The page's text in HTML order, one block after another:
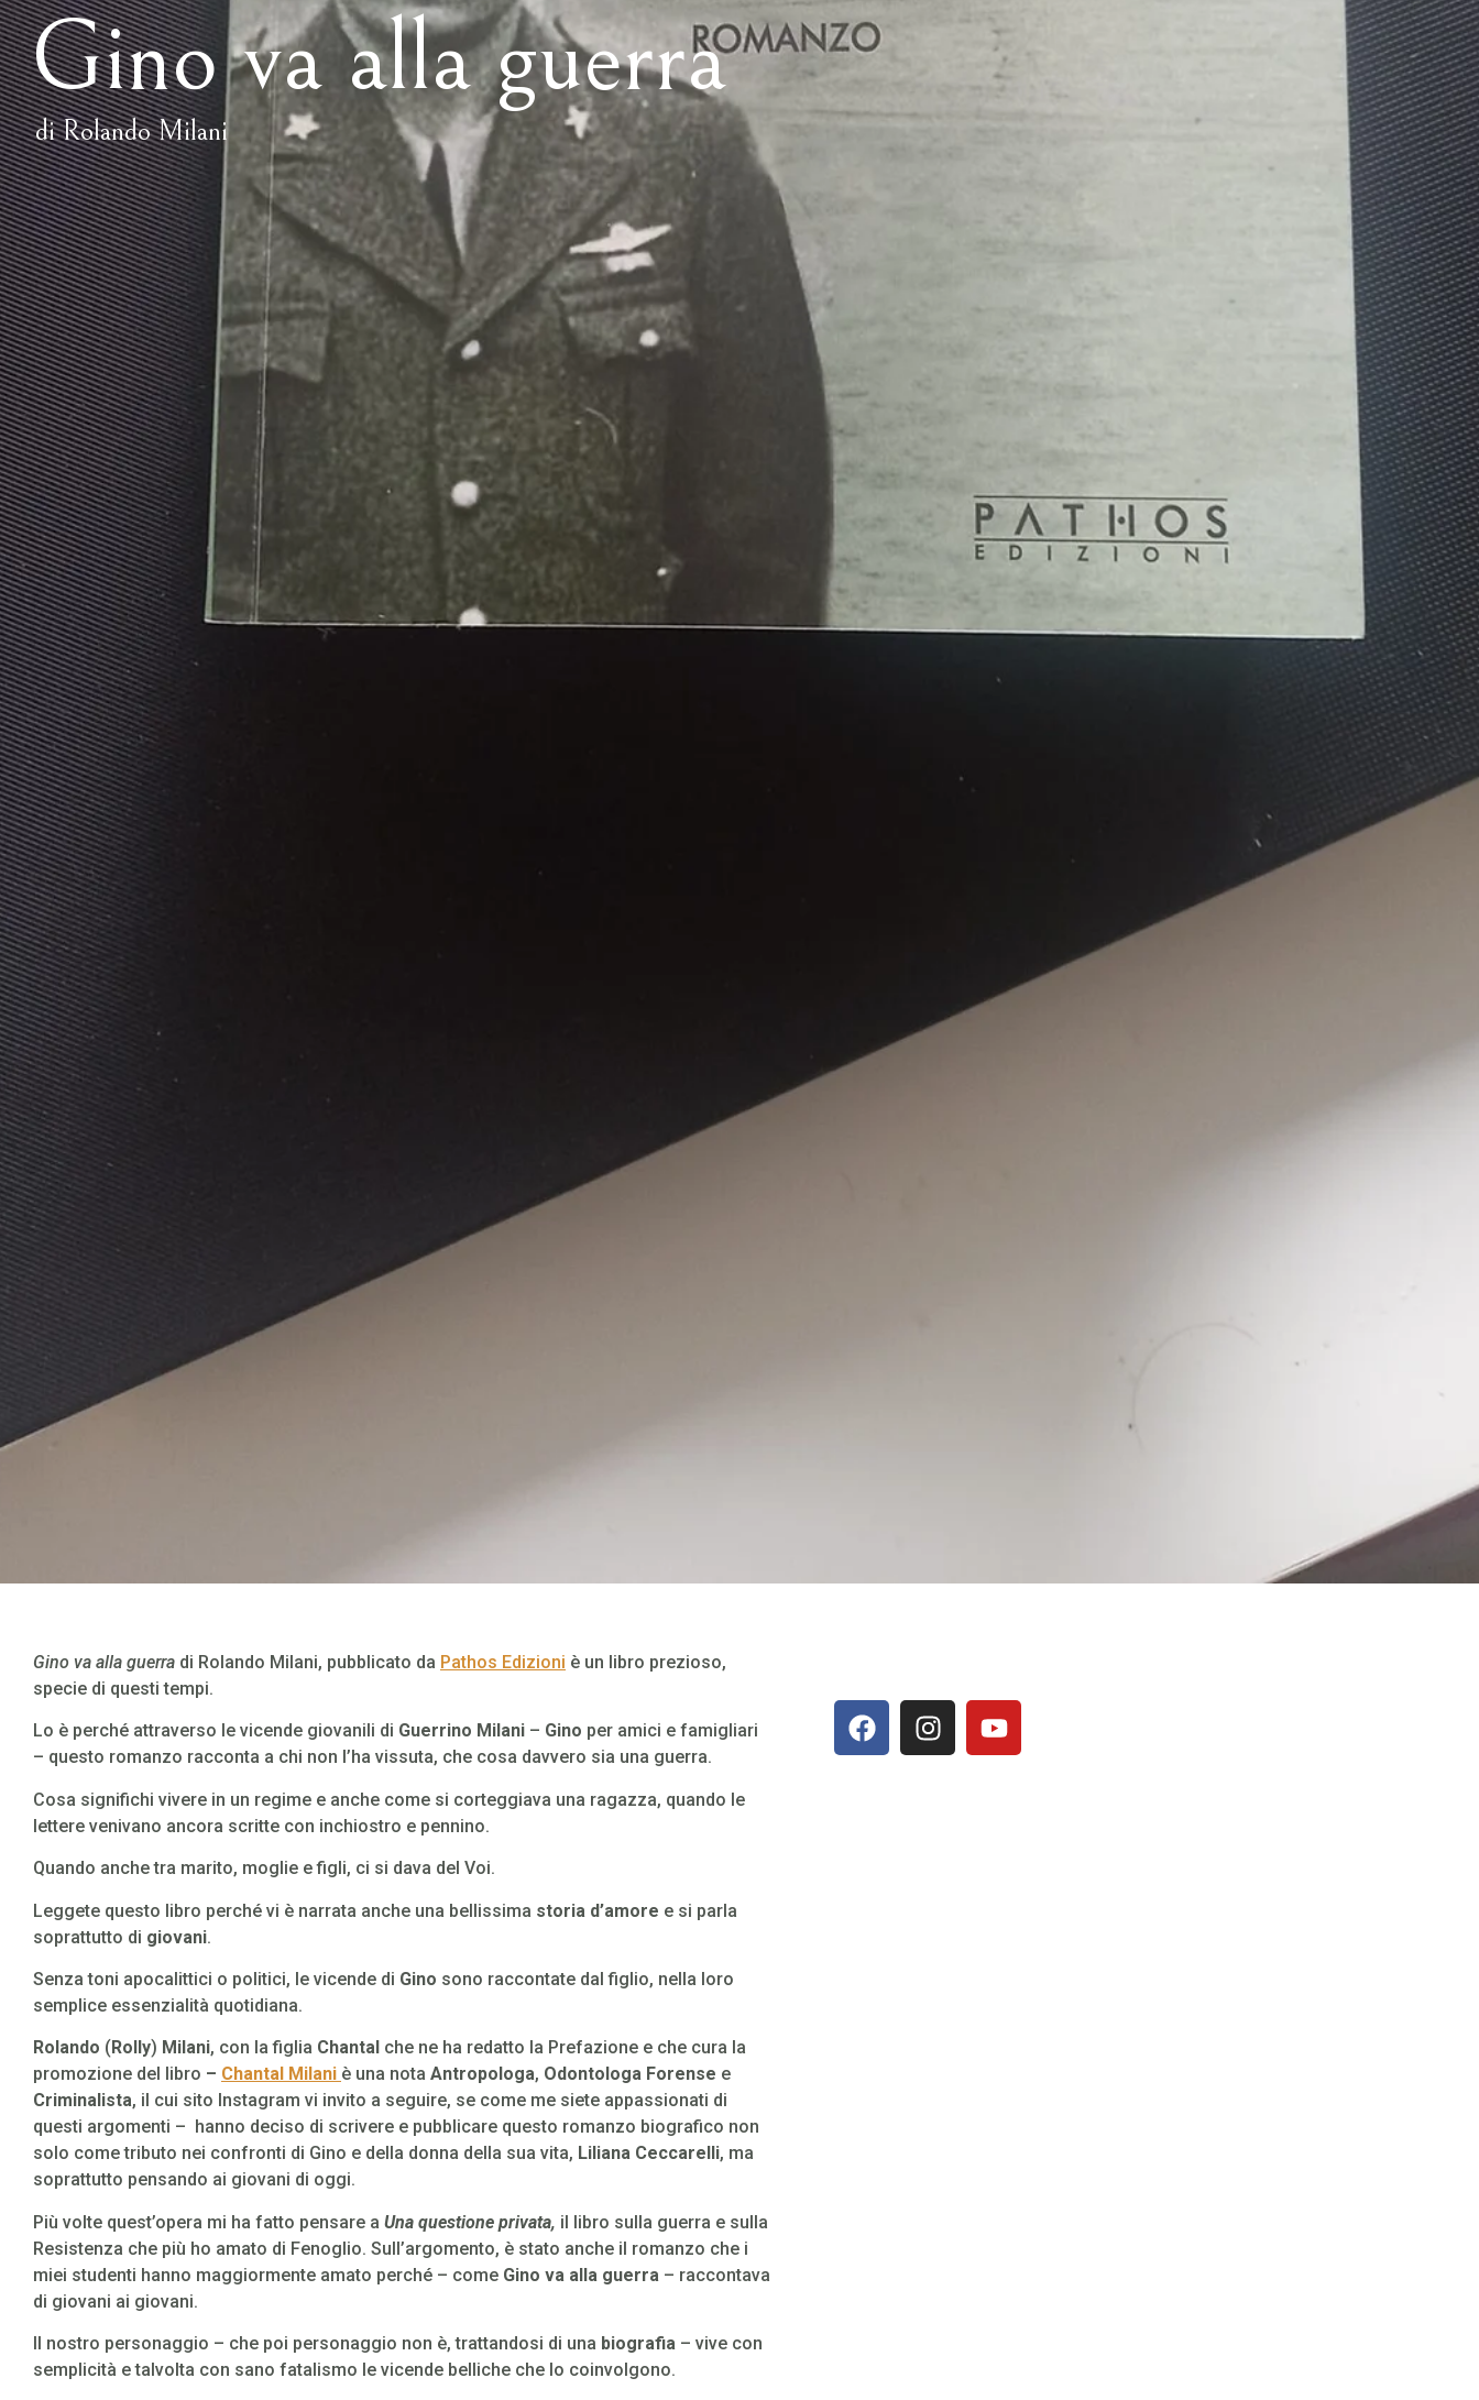
Gino va alla guerra
di Rolando Milani
Gino va alla guerra di Rolando Milani, pubblicato da Pathos Edizioni è un libro prezioso,
specie di questi tempi.
Lo è perché attraverso le vicende giovanili di Guerrino Milani – Gino per amici e famigliari
– questo romanzo racconta a chi non l’ha vissuta, che cosa davvero sia una guerra.
Cosa significhi vivere in un regime e anche come si corteggiava una ragazza, quando le
lettere venivano ancora scritte con inchiostro e pennino.
Quando anche tra marito, moglie e figli, ci si dava del Voi.
Leggete questo libro perché vi è narrata anche una bellissima storia d’amore e si parla
soprattutto di giovani.
Senza toni apocalittici o politici, le vicende di Gino sono raccontate dal figlio, nella loro
semplice essenzialità quotidiana.
Rolando ( Rolly) Milani, con la figlia Chantal che ne ha redatto la Prefazione e che cura la
promozione del libro – Chantal Milani è una nota Antropologa, Odontologa Forense e
Criminalista, il cui sito Instagram vi invito a seguire, se come me siete appassionati di
questi argomenti – hanno deciso di scrivere e pubblicare questo romanzo biografico non
solo come tributo nei confronti di Gino e della donna della sua vita, Liliana Ceccarelli, ma
soprattutto pensando ai giovani di oggi.
Più volte quest’opera mi ha fatto pensare a Una questione privata, il libro sulla guerra e sulla
Resistenza che più ho amato di Fenoglio. Sull’argomento, è stato anche il romanzo che i
miei studenti hanno maggiormente amato perché – come Gino va alla guerra – raccontava
di giovani ai giovani.
Il nostro personaggio – che poi personaggio non è, trattandosi di una biografia – vive con
semplicità e talvolta con sano fatalismo le vicende belliche che lo coinvolgono.